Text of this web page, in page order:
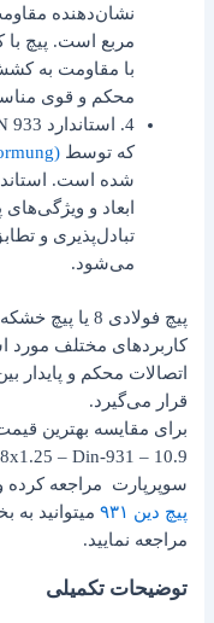
نشان‌دهنده
با مقاومت به
محکم و قوی
که توسط
ابعاد و
تبادل‌پذیری و
می‌شود.
کاربردهای مختلف مورد
اتصالات محکم و پایدار
قرار می‌گیرد.
برای مقایسه بهترین
سوپرپارت مراجعه کرده
پیچ دین ۹۳۱
میتوانید به
مراجعه نمایید.
توضیحات تکمیلی